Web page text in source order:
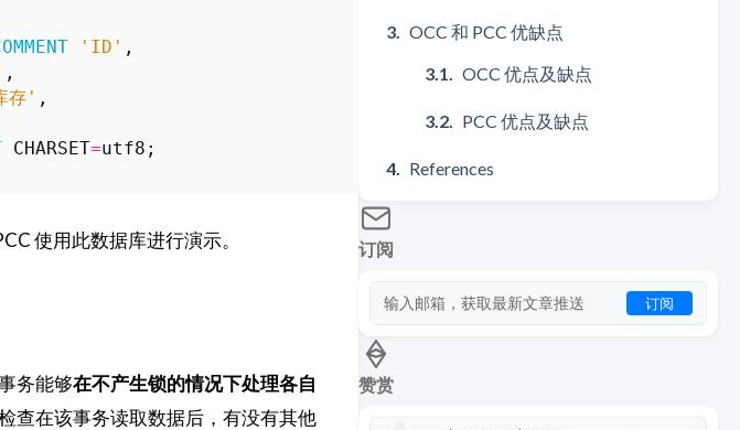
OCC 和 PCC 优缺点
OCC 优点及缺点
PCC 优点及缺点
References
订阅
订阅
赞赏
'ID' ,
,
存' ,
CHARSET=utf8 ;
使用此数据库进行演示。
务能够在不产生锁的情况下处理各自
查在该事务读取数据后，有没有其他